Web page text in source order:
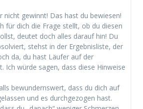
nicht gewinnt! Das hast du bewiesen!
für dich die Frage stellt, ob du diesen
deutet doch alles darauf hin! Du
stehst in der Ergebnisliste, der
da, du hast Läufer auf der
Ich würde sagen, dass diese Hinweise
bewundernswert, dass du dich auf
und es durchgezogen hast.